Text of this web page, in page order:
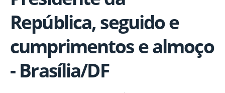
República, seguido e
cumprimentos e almoço
- Brasília/DF